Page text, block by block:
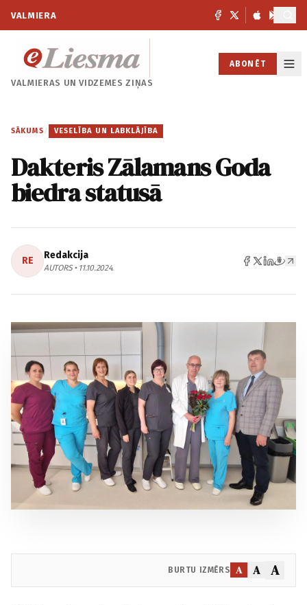
VALMIERA
VALMIERAS UNVIDZEMES ZIŅAS
ABONĒT
SĀKUMS / VESELĪBA UN LABKLĀJĪBA
Dakteris Zālamans Goda
biedra statusā
RE Redakcija
AUTORS • 11.10.2024.
BURTU IZMĒRS A A A